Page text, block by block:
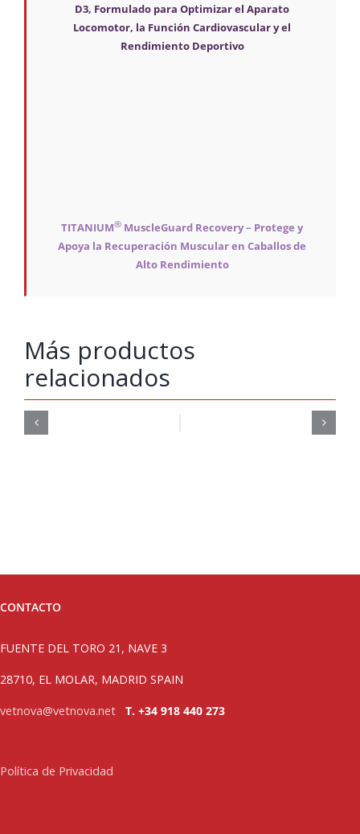
D3, Formulado para Optimizar el Aparato
Locomotor, la Función Cardiovascular y el
Rendimiento Deportivo
TITANIUM® MuscleGuard Recovery – Protege y
Apoya la Recuperación Muscular en Caballos de
Alto Rendimiento
Más productos
relacionados
CONTACTO
FUENTE DEL TORO 21, NAVE 3
28710, EL MOLAR, MADRID SPAIN
vetnova@vetnova.net T. +34 918 440 273
Política de Privacidad